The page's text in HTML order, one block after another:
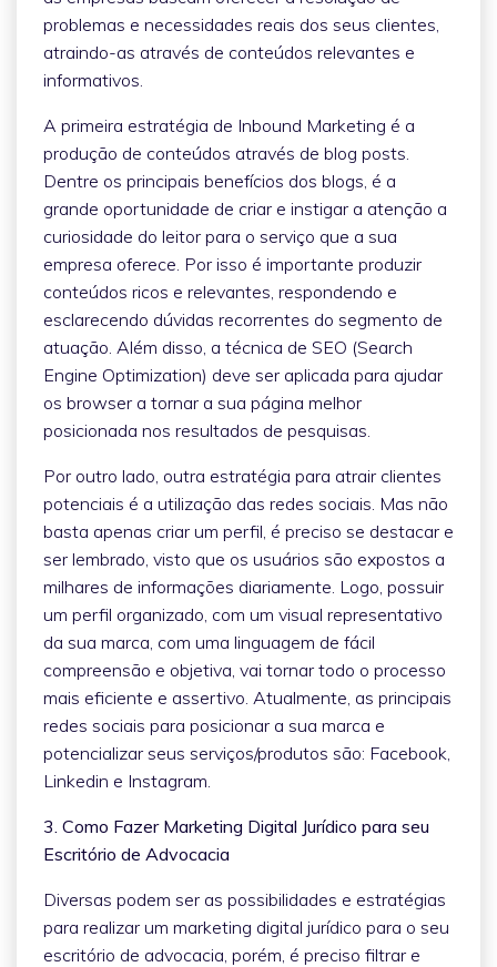
problemas e necessidades reais dos seus clientes,
atraindo-as através de conteúdos relevantes e
informativos.
A primeira estratégia de Inbound Marketing é a
produção de conteúdos através de blog posts.
Dentre os principais benefícios dos blogs, é a
grande oportunidade de criar e instigar a atenção a
curiosidade do leitor para o serviço que a sua
empresa oferece. Por isso é importante produzir
conteúdos ricos e relevantes, respondendo e
esclarecendo dúvidas recorrentes do segmento de
atuação. Além disso, a técnica de SEO (Search
Engine Optimization) deve ser aplicada para ajudar
os browser a tornar a sua página melhor
posicionada nos resultados de pesquisas.
Por outro lado, outra estratégia para atrair clientes
potenciais é a utilização das redes sociais. Mas não
basta apenas criar um perfil, é preciso se destacar e
ser lembrado, visto que os usuários são expostos a
milhares de informações diariamente. Logo, possuir
um perfil organizado, com um visual representativo
da sua marca, com uma linguagem de fácil
compreensão e objetiva, vai tornar todo o processo
mais eficiente e assertivo. Atualmente, as principais
redes sociais para posicionar a sua marca e
potencializar seus serviços/produtos são: Facebook,
Linkedin e Instagram.
3. Como Fazer Marketing Digital Jurídico para seu
Escritório de Advocacia
Diversas podem ser as possibilidades e estratégias
para realizar um marketing digital jurídico para o seu
escritório de advocacia, porém, é preciso filtrar e